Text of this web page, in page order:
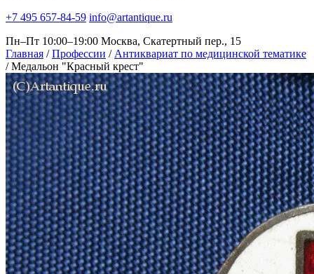
+7 495 657-84-59 info@artantique.ru
Пн–Пт 10:00–19:00 Москва, Скатертный пер., 15
Главная / Профессии / Антиквариат по медицинской тематике
/ Медальон "Красный крест"